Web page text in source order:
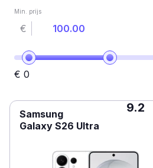
Min. prijs
€
€ 0
Samsung
Galaxy S26 Ultra
9.2